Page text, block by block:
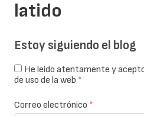
latido
Estoy siguiendo el blog
He leído atentamente y
de uso de la web *
Correo electrónico *